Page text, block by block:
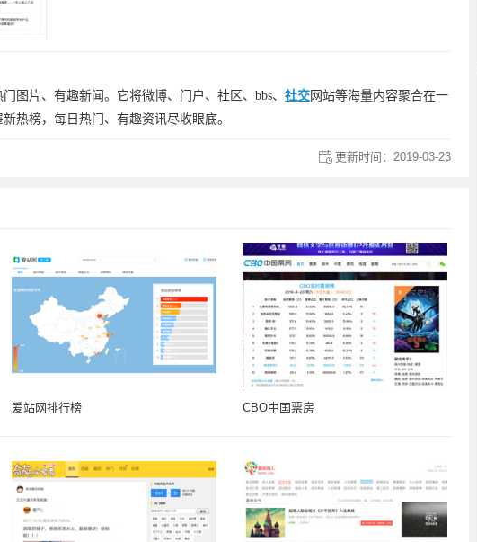
图片、有趣新闻。它将微博、门户、社区、bbs、 社交网站等海量内容聚合在一
热榜，每日热门、有趣资讯尽收眼底。
更新时间： 2019-03-23
爱站网排行榜 CBO中国票房